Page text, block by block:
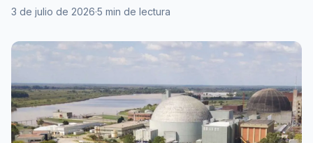
3 de julio de 2026·5 min de lectura